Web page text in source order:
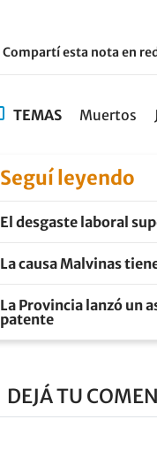
Compartí esta nota en
TEMAS Muertos
Seguí leyendo
El desgaste laboral
La causa Malvinas
La Provincia lanzó un
patente
DEJÁ TU